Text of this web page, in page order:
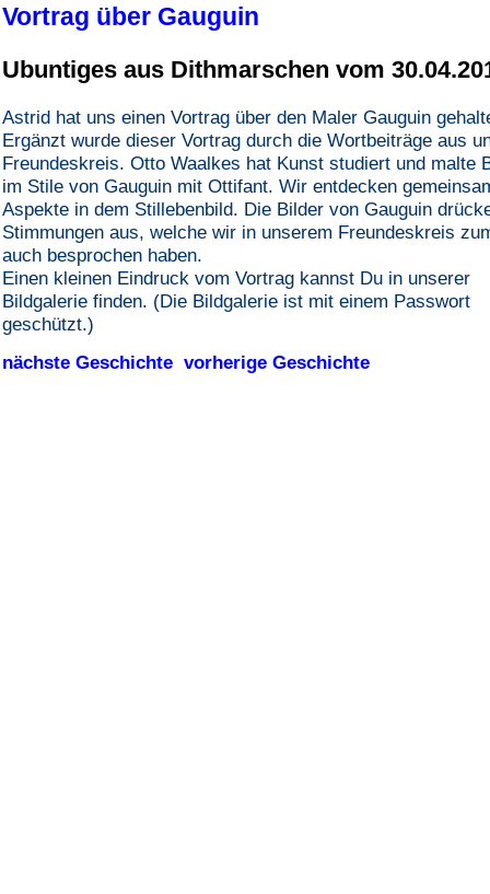
Vortrag über Gauguin
Ubuntiges aus Dithmarschen vom
Astrid hat uns einen Vortrag über den Maler Gauguin
Ergänzt wurde dieser Vortrag durch die Wortbeiträge aus
Freundeskreis. Otto Waalkes hat Kunst studiert und malte
im Stile von Gauguin mit Ottifant. Wir entdecken
Aspekte in dem Stillebenbild. Die Bilder von Gauguin
Stimmungen aus, welche wir in unserem Freundeskreis
auch besprochen haben.
Einen kleinen Eindruck vom Vortrag kannst Du in unserer
Bildgalerie finden. (Die Bildgalerie ist mit einem Passwort
geschützt.)
nächste Geschichte vorherige Geschichte